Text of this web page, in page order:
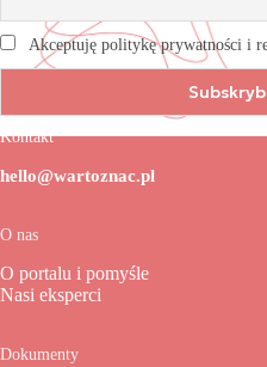
Akceptuję politykę prywatności i
Kontakt
hello@wartoznac.pl
O nas
O portalu i pomyśle
Nasi eksperci
Dokumenty